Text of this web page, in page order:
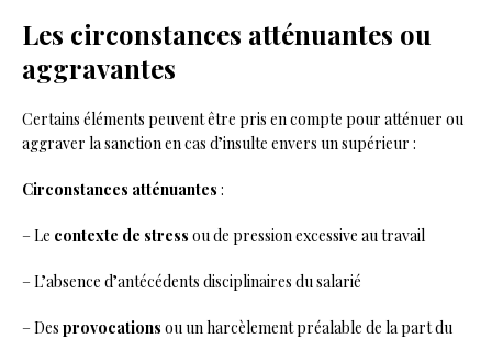
Les circonstances atténuantes ou
aggravantes
Certains éléments peuvent être pris en compte pour atténuer ou
aggraver la sanction en cas d’insulte envers un supérieur :
Circonstances atténuantes :
– Le contexte de stress ou de pression excessive au travail
– L’absence d’antécédents disciplinaires du salarié
– Des provocations ou un harcèlement préalable de la part du